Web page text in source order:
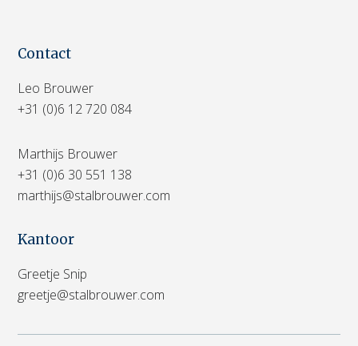
Contact
Leo Brouwer
+31 (0)6 12 720 084
Marthijs Brouwer
+31 (0)6 30 551 138
marthijs@stalbrouwer.com
Kantoor
Greetje Snip
greetje@stalbrouwer.com